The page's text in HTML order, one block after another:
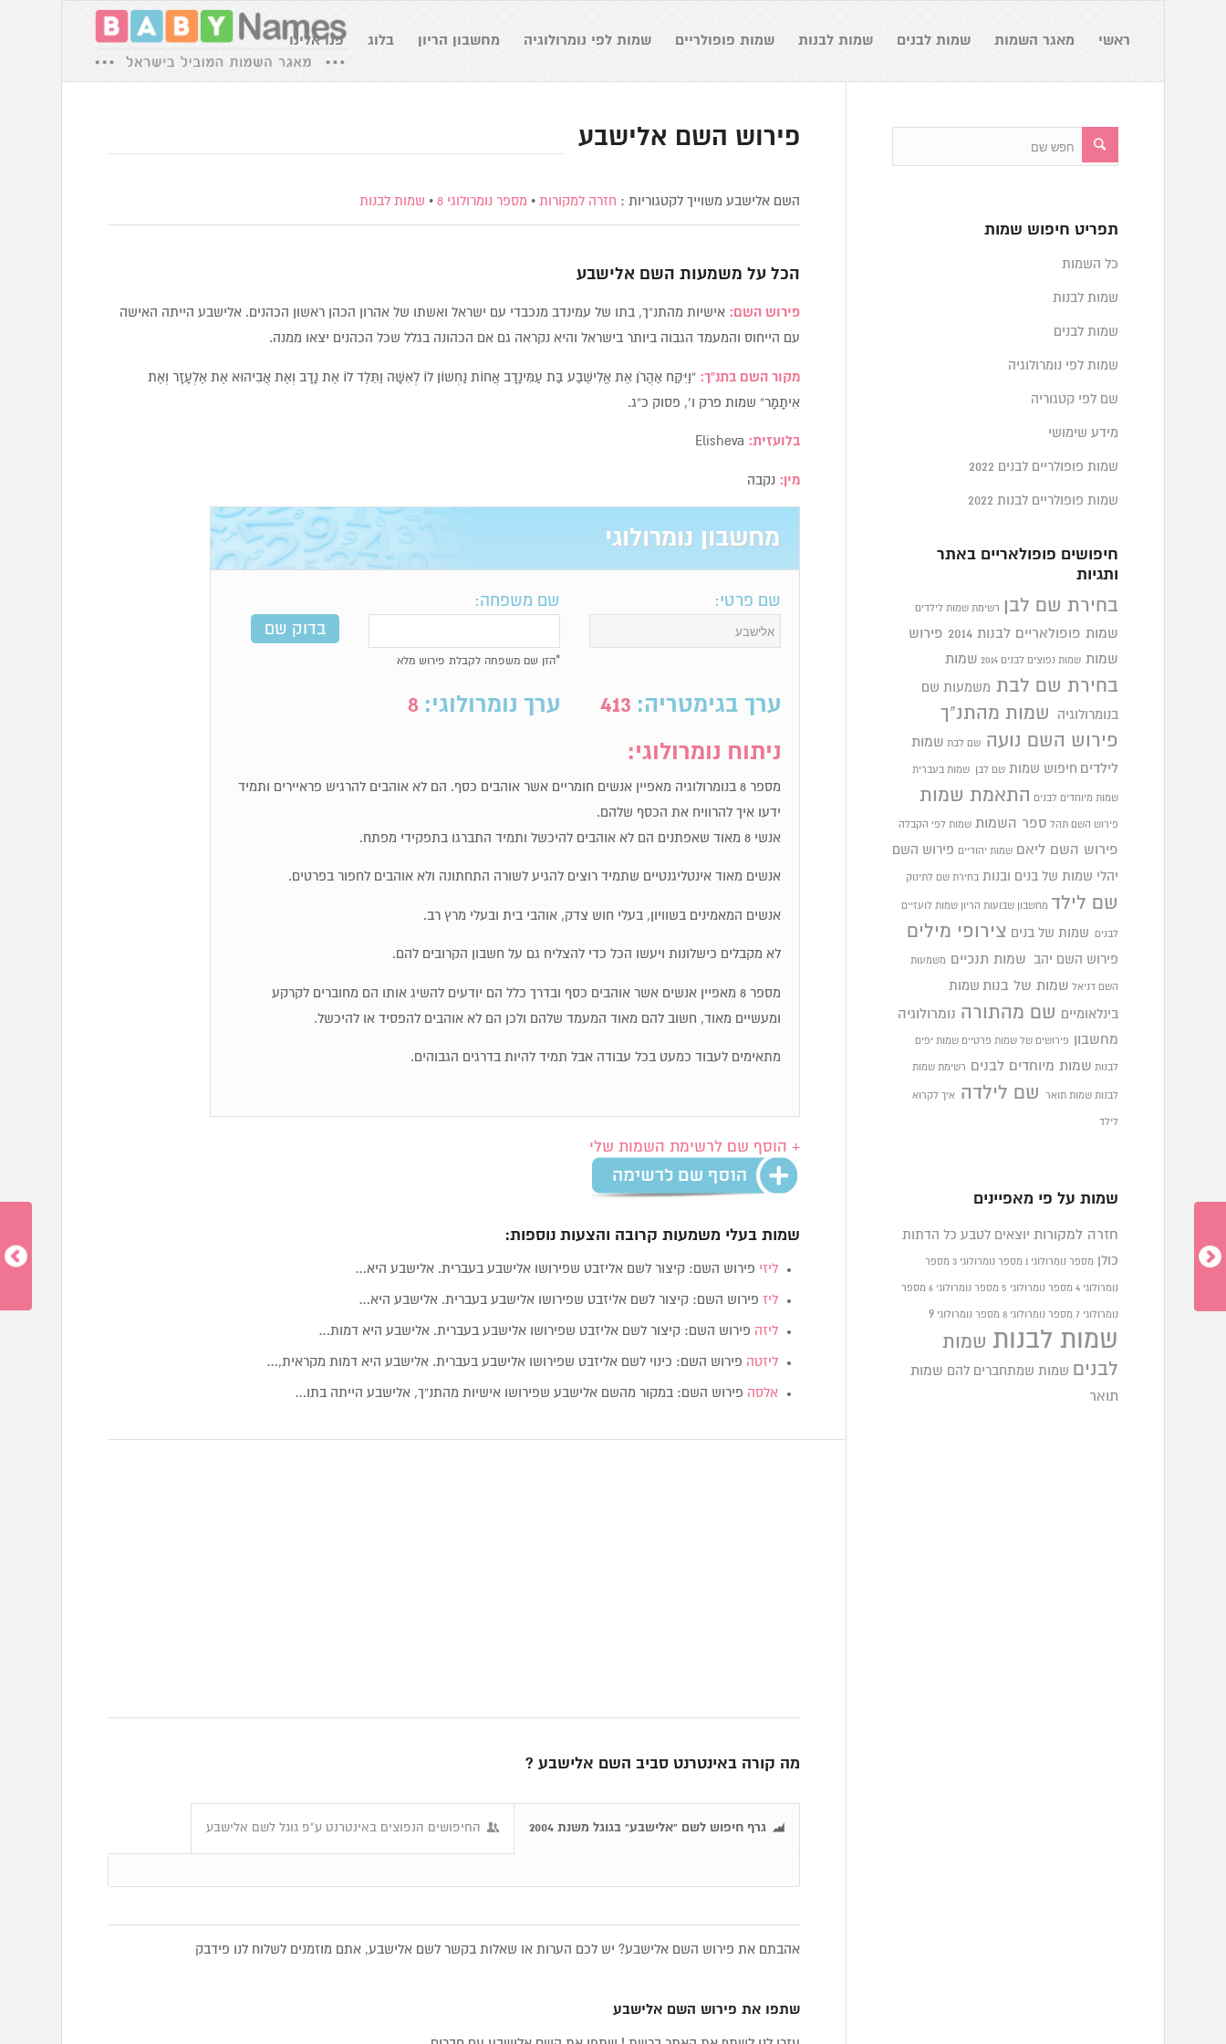
ראשי מאגר השמות שמות לבנים שמות לבנות שמות פופולריים שמות לפי נומרולוגיה מחשבון הריון בלוג פנו אלינו
פירוש השם אלישבע
השם אלישבע משוייך לקטגוריות : חזרה למקורות • מספר נומרולוגי 8 • שמות לבנות
הכל על משמעות השם אלישבע
פירוש השם: אישיות מהתנ”ך, בתו של עמינדב מנכבדי עם ישראל ואשתו של אהרון הכהן ראשון הכהנים. אלישבע הייתה האישה
עם הייחוס והמעמד הגבוה ביותר בישראל והיא נקראה גם אם הכהונה בגלל שכל הכהנים יצאו ממנה.
מקור השם בתנ”ך: “וַיִּקַּח אַהֲרֹן אֶת אֱלִישֶׁבַע בַּת עַמִּינָדָב אֲחוֹת נַחְשׁוֹן לוֹ לְאִשָּׁה וַתֵּלֶד לוֹ אֶת נָדָב וְאֶת אֲבִיהוּא אֶת אֶלְעָזָר וְאֶת
אִיתָמָר” שמות פרק ו’, פסוק כ”ג.
בלועזית:
מין: נקבה
מחשבון נומרולוגי
שם פרטי: שם משפחה:
*הזן שם משפחה לקבלת פירוש מלא
ערך בגימטריה: 413 ערך נומרולוגי: 8
ניתוח נומרולוגי:
מספר 8 בנומרולוגיה מאפיין אנשים חומריים אשר אוהבים כסף. הם לא אוהבים להרגיש פראיירים ותמיד
ידעו איך להרוויח את הכסף שלהם.
אנשי 8 מאוד שאפתנים הם לא אוהבים להיכשל ותמיד התברגו בתפקידי מפתח.
אנשים מאוד אינטליגנטיים שתמיד רוצים להגיע לשורה התחתונה ולא אוהבים לחפור בפרטים.
אנשים המאמינים בשוויון, בעלי חוש צדק, אוהבי בית ובעלי מרץ רב.
לא מקבלים כישלונות ויעשו הכל כדי להצליח גם על חשבון הקרובים להם.
מספר 8 מאפיין אנשים אשר אוהבים כסף ובדרך כלל הם יודעים להשיג אותו הם מחוברים לקרקע
ומעשיים מאוד, חשוב להם מאוד המעמד שלהם ולכן הם לא אוהבים להפסיד או להיכשל.
מתאימים לעבוד כמעט בכל עבודה אבל תמיד להיות בדרגים הגבוהים.
+ הוסף שם לרשימת השמות שלי
שמות בעלי משמעות קרובה והצעות נוספות:
ליזי פירוש השם: קיצור לשם אליזבט שפירושו אלישבע בעברית. אלישבע היא…
ליז פירוש השם: קיצור לשם אליזבט שפירושו אלישבע בעברית. אלישבע היא…
ליזה פירוש השם: קיצור לשם אליזבט שפירושו אלישבע בעברית. אלישבע היא דמות…
ליזטה פירוש השם: כינוי לשם אליזבט שפירושו אלישבע בעברית. אלישבע היא דמות מקראית,…
אלסה פירוש השם: במקור מהשם אלישבע שפירושו אישיות מהתנ”ך, אלישבע הייתה בתו…
מה קורה באינטרנט סביב השם אלישבע ?
גרף חיפוש לשם "אלישבע" בגוגל משנת 2004 החיפושים הנפוצים באינטרנט ע"פ גוגל לשם אלישבע
אהבתם את פירוש השם אלישבע? יש לכם הערות או שאלות בקשר לשם אלישבע, אתם מוזמנים לשלוח לנו פידבק
שתפו את פירוש השם אלישבע
תפריט חיפוש שמות
כל השמות
שמות לבנות
שמות לבנים
שמות לפי נומרולוגיה
שם לפי קטגוריה
מידע שימושי
שמות פופולריים לבנים 2022
שמות פופולריים לבנות 2022
חיפושים פופולאריים באתר
ותגיות
בחירת שם לבן רשימת שמות לילדים
שמות פופולאריים לבנות 2014 פירוש
שמות שמות נפוצים לבנים 2014 שמות
בחירת שם לבת משמעות שם
בנומרולוגיה
שמות מהתנ"ך
פירוש השם נועה
שם לבת שמות
לילדים חיפוש שמות שם לבן שמות בעברית
שמות מיוחדים לבנים התאמת שמות
פירוש השם תהל ספר השמות שמות לפי הקבלה
פירוש השם ליאם שמות יהודיים פירוש השם
יהלי שמות של בנים ובנות בחירת שם לתינוק
שם לילד מחשבון שבועות הריון שמות לועזיים
לבנים שמות של בנים צירופי מילים
פירוש השם יהב שמות תנכיים משמעות
השם דניאל שמות של בנות שמות
בינלאומיים שם מהתורה נומרולוגיה
מחשבון פירושים של שמות פרטיים שמות יפים
לבנות שמות מיוחדים לבנים רשימת שמות
לבנות שמות תואר שם לילדה איך לקרוא
לילד
שמות על פי מאפיינים
חזרה למקורות יוצאים לטבע כל הדתות
כולן מספר נומרולוגי 1 מספר נומרולוגי 3 מספר
נומרולוגי 4 מספר נומרולוגי 5 מספר נומרולוגי 6 מספר
נומרולוגי 7 מספר נומרולוגי 8 מספר נומרולוגי9
שמות לבנות שמות
לבנים
שמות שמתחברים להם שמות
תואר